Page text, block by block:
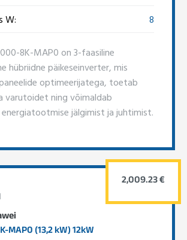
W:
8
8K-MAP0 on 3-faasiline
hübriidne päikeseinverter, mis
optimeerijatega, toetab
varutoidet ning võimaldab
jälgimist ja juhtimist.
MAP0 (13,2 kW) 12kW
2,009.23 €